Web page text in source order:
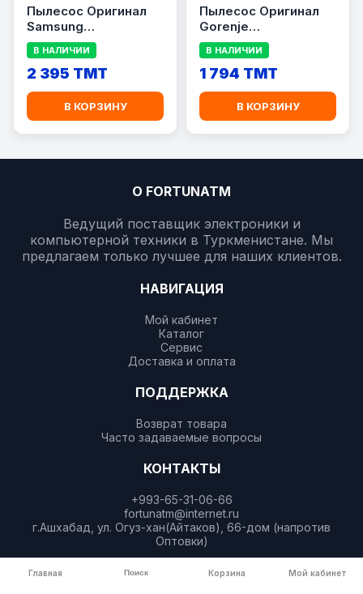
Пылесос Оригинал
Samsung
VCC885BH36/XEV
В НАЛИЧИИ
2 395 TMT
В КОРЗИНУ
Пылесос Оригинал
Gorenje
VC2101GALWCY
В НАЛИЧИИ
1 794 TMT
В КОРЗИНУ
О FORTUNATM
Ведущий поставщик электроники и
компьютерной техники в Туркменистане. Мы
предлагаем только лучшее для наших клиентов.
НАВИГАЦИЯ
Мой кабинет
Каталог
Сервис
Доставка и оплата
ПОДДЕРЖКА
Возврат товара
Часто задаваемые вопросы
КОНТАКТЫ
+993-65-31-06-66
fortunatm@internet.ru
г.Ашхабад, ул. Огуз-хан(Айтаков), 66-дом (напротив
Оптовки)
ДОСТУПНО В Загрузите в
Главная Поиск Корзина Мой кабинет